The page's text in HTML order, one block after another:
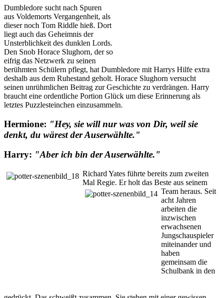
Dumbledore sucht nach Spuren
aus Voldemorts Vergangenheit, als
dieser noch Tom Riddle hieß. Dort
liegt auch das Geheimnis der
Unsterblichkeit des dunklen Lords.
Den Snob Horace Slughorn, der so
eifrig das Netzwerk zu seinen
berühmten Schülern pflegt, hat Dumbledore mit Harrys Hilfe extra
deshalb aus dem Ruhestand geholt. Horace Slughorn versucht
seinen unrühmlichen Beitrag zur Geschichte zu verdrängen. Harry
braucht eine ordentliche Portion Glück um diese Erinnerung als
letztes Puzzlesteinchen einzusammeln.
Hermione: "Hey, sie will nur was von Dir, weil sie
denkt, du wärest der Auserwählte."
Harry: "Aber ich bin der Auserwählte."
Richard Yates führte bereits zum zweiten
Mal Regie. Er holt das Beste aus seinem
Team heraus. Seit
acht Jahren
arbeiten die
inzwischen
erwachsenen
Jungschauspieler
miteinander und
haben
gemeinsam die
Schulbank in den